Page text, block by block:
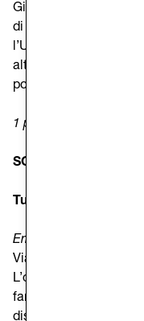
Giustizia di Comunità
di pubblica Utilità.
l’UEPE, ufficio
alternative alle pene
posti a sedere.
1 posto disponibile
SCHEDA DEL
Tutta un'altra spesa
Emporio della
Via di Chiadino 2,
L’obiettivo generale
famiglie e gli individui
distribuzione di beni di